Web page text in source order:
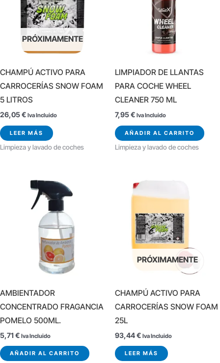
PRÓXIMAMENTE
CHAMPÚ ACTIVO PARA
CARROCERÍAS SNOW FOAM
5 LITROS
26,05€ Iva Incluido
LEER MÁS
Limpieza y lavado de coches
LIMPIADOR DE LLANTAS
PARA COCHE WHEEL
CLEANER 750 ML
7,95€ Iva Incluido
AÑADIR AL CARRITO
Limpieza y lavado de coches
AMBIENTADOR
CONCENTRADO FRAGANCIA
POMELO 500ML.
5,71 € Iva Incluido
AÑADIR AL CARRITO
PRÓXIMAMENTE
CHAMPÚ ACTIVO PARA
CARROCERÍAS SNOW FOAM
25L
93,44€ Iva Incluido
LEER MÁS